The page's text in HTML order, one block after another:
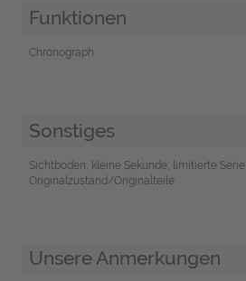
Funktionen
Chronograph
Sonstiges
Sichtboden, kleine Sekunde, limitierte Serie,
Originalzustand/Originalteile
Unsere Anmerkungen